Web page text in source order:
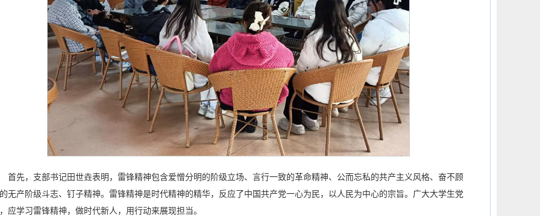
首先，支部书记田世垚表明，雷锋精神包含爱憎分明的阶级立场、言行一致的革命精神、公而忘私的共产主义风格、奋不顾
无产阶级斗志、钉子精神。雷锋精神是时代精神的精华，反应了中国共产党一心为民，以人民为中心的宗旨。广大大学生党
应学习雷锋精神，做时代新人，用行动来展现担当。